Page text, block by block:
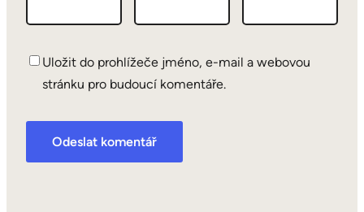
Uložit do prohlížeče jméno, e-mail a webovou
stránku pro budoucí komentáře.